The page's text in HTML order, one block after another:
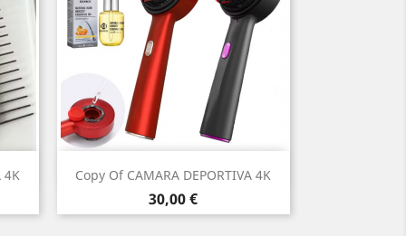
4K Copy Of CAMARA DEPORTIVA 4K
Preu
30,00 €
Vista ràpida